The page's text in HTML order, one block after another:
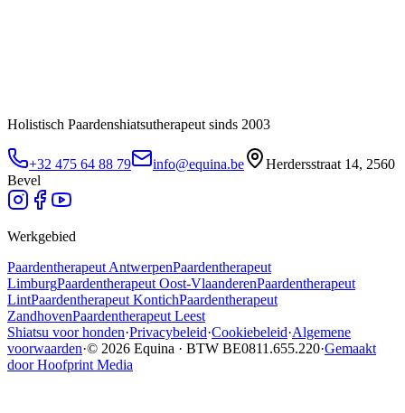
Holistisch Paardenshiatsutherapeut sinds 2003
+32 475 64 88 79 info@equina.be
Herdersstraat 14, 2560
Bevel
Werkgebied
Paardentherapeut AntwerpenPaardentherapeut
LimburgPaardentherapeut Oost-VlaanderenPaardentherapeut
LintPaardentherapeut KontichPaardentherapeut
ZandhovenPaardentherapeut Leest
Shiatsu voor honden·Privacybeleid·Cookiebeleid·Algemene
voorwaarden·© 2026 Equina · BTW BE0811.655.220·Gemaakt
door Hoofprint Media